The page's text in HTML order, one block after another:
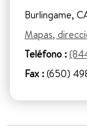
Burlingame,
Mapas,
Teléfono :
Fax :(650)